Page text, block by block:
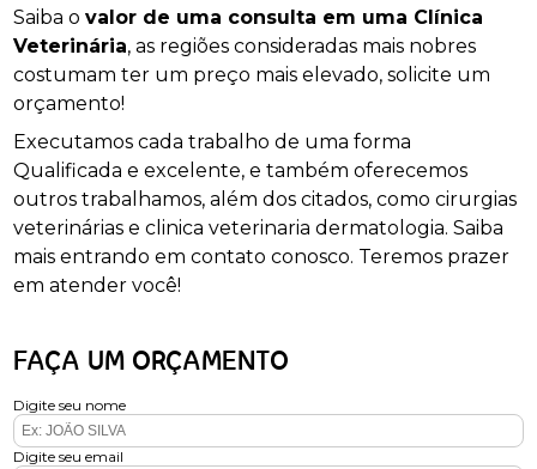
Saiba ovalor de uma consulta em uma Clínica
Veterinária, as regiões consideradas mais nobres
costumam ter um preço mais elevado, solicite um
orçamento!
Executamos cada trabalho de uma forma
Qualificada e excelente, e também oferecemos
outros trabalhamos, além dos citados, como cirurgias
veterinárias e clinica veterinaria dermatologia. Saiba
mais entrando em contato conosco. Teremos prazer
em atender você!
FAÇA UM ORÇAMENTO
Digite seu nome
Digite seu email